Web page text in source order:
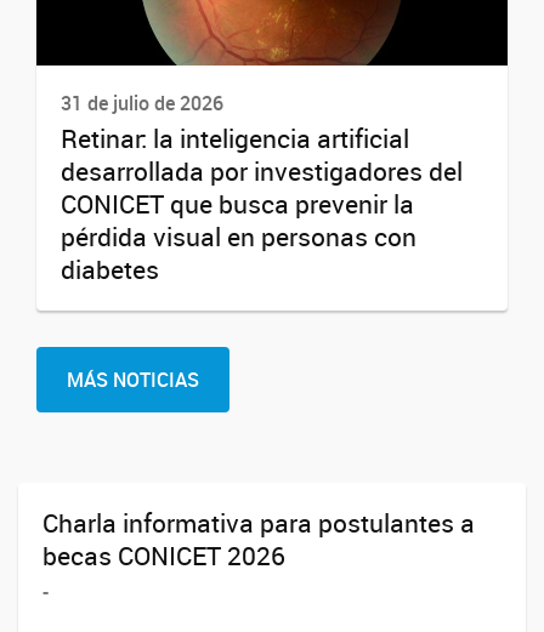
31 de julio de 2026
Retinar: la inteligencia artificial
desarrollada por investigadores del
CONICET que busca prevenir la
pérdida visual en personas con
diabetes
MÁS NOTICIAS
Charla informativa para postulantes a
becas CONICET 2026
-